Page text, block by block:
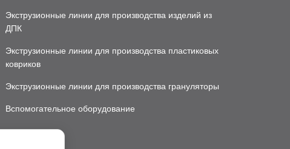
Экструзионные линии для производства изделий из
ДПК
Экструзионные линии для производства пластиковых
ковриков
Экструзионные линии для производства грануляторы
Вспомогательное оборудование